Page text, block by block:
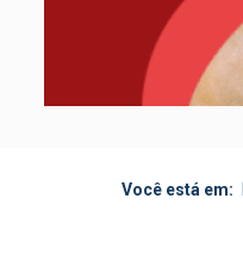
Você está em: